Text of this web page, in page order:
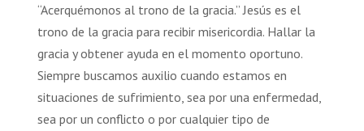
“Acerquémonos al trono de la gracia.” Jesús es el
trono de la gracia para recibir misericordia. Hallar la
gracia y obtener ayuda en el momento oportuno.
Siempre buscamos auxilio cuando estamos en
situaciones de sufrimiento, sea por una enfermedad,
sea por un conflicto o por cualquier tipo de